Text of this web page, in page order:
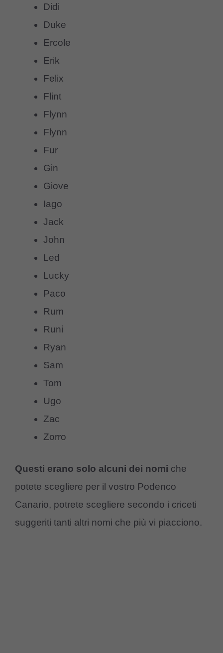
Didi
Duke
Ercole
Erik
Felix
Flint
Flynn
Flynn
Fur
Gin
Giove
Iago
Jack
John
Led
Lucky
Paco
Rum
Runi
Ryan
Sam
Tom
Ugo
Zac
Zorro
Questi erano solo alcuni dei nomi che
potete scegliere per il vostro Podenco
Canario, potrete scegliere secondo i criceti
suggeriti tanti altri nomi che più vi piacciono.